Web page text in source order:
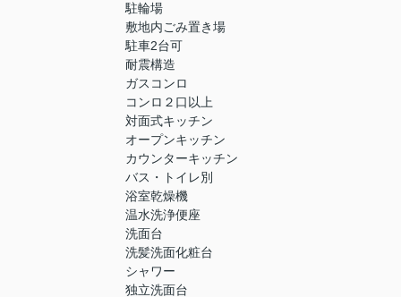
駐輪場
敷地内ごみ置き場
駐車2台可
耐震構造
ガスコンロ
コンロ２口以上
対面式キッチン
オープンキッチン
カウンターキッチン
バス・トイレ別
浴室乾燥機
温水洗浄便座
洗面台
洗髪洗面化粧台
シャワー
独立洗面台